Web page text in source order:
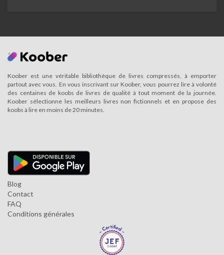
Koober est une véritable bibliothèque de livres compressés, à emporter
partout avec vous. En vous inscrivant sur Koober, vous pourrez lire à volonté
des centaines de koobs de livres de qualité à tout moment de la journée.
Koober sélectionne les meilleurs livres non fictionnels et en propose des
koobs à lire en moins de 20 minutes.
Blog
Contact
FAQ
Conditions générales